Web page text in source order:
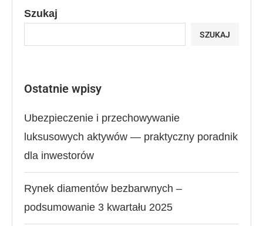
Szukaj
SZUKAJ
Ostatnie wpisy
Ubezpieczenie i przechowywanie
luksusowych aktywów — praktyczny poradnik
dla inwestorów
Rynek diamentów bezbarwnych –
podsumowanie 3 kwartału 2025